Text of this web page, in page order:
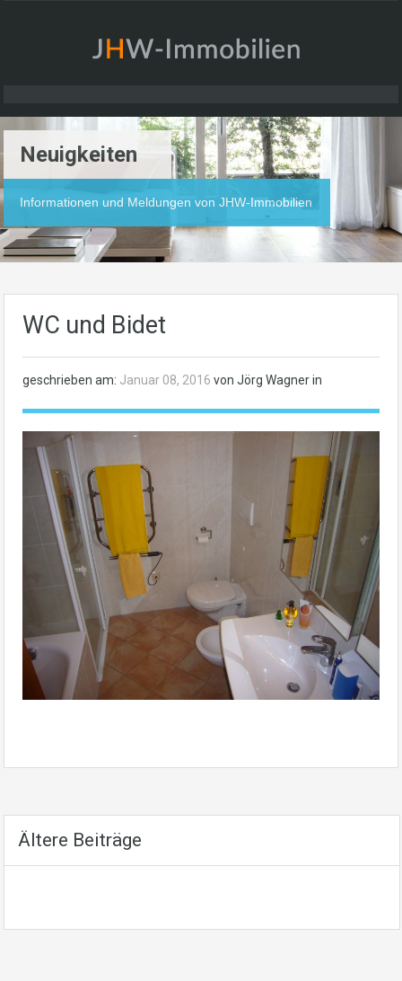
Neuigkeiten
Informationen und Meldungen von JHW-Immobilien
WC und Bidet
geschrieben am: Januar 08, 2016 von Jörg Wagner in
Ältere Beiträge